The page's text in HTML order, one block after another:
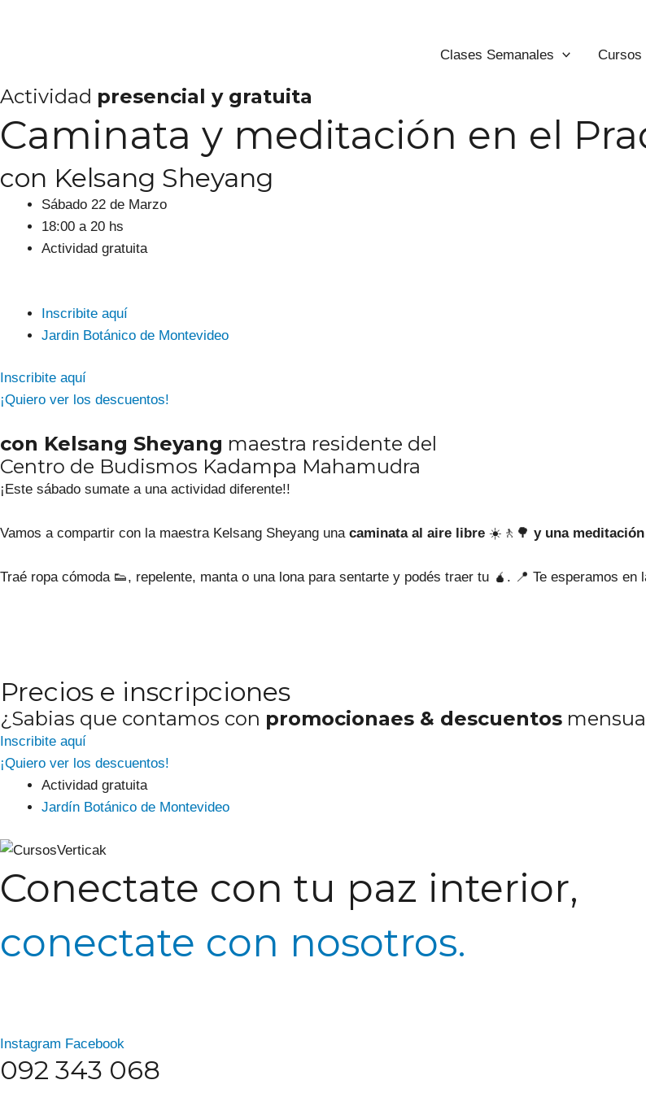
Clases Semanales Cursos
Actividad presencial y gratuita
Caminata y meditación en el
con Kelsang Sheyang
Sábado 22 de Marzo
18:00 a 20 hs
Actividad gratuita
Inscribite aquí
Jardin Botánico de Montevideo
Inscribite aquí
¡Quiero ver los descuentos!
con Kelsang Sheyang maestra residente del
Centro de Budismos Kadampa Mahamudra
¡Este sábado sumate a una actividad diferente!!
Vamos a compartir con la maestra Kelsang Sheyang una caminata al aire libre ☀️🚶🌳 y una
Traé ropa cómoda 👟, repelente, manta o una lona para sentarte y podés traer tu 🧉. 📍 Te esperamos en
Precios e inscripciones
¿Sabias que contamos con promocionaes & descuentos
Inscribite aquí
¡Quiero ver los descuentos!
Actividad gratuita
Jardín Botánico de Montevideo
Conectate con tu paz interior,
conectate con nosotros.
Instagram Facebook
092 343 068